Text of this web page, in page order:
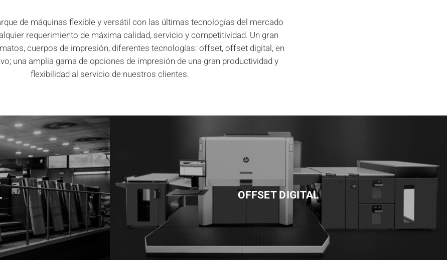
de máquinas flexible y versátil con las últimas tecnologías del mercado
requerimiento de máxima calidad, servicio y competitividad. Un gran
cuerpos de impresión, diferentes tecnologías: offset, offset digital, en
una amplia gama de opciones de impresión de una gran productividad y
flexibilidad al servicio de nuestros clientes.
OFFSET DIGITAL